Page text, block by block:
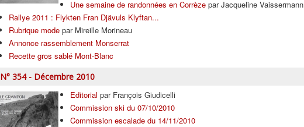
Une semaine de randonnées en Corrèze par Jacqueline Vaissermann
Rallye 2011 : Flykten Fran Djävuls Klyftan...
Rubrique mode par Mireille Morineau
Annonce rassemblement Monserrat
Recette gros sablé Mont-Blanc
N° 354 - Décembre 2010
Editorial par François Giudicelli
Commission ski du 07/10/2010
Commission escalade du 14/11/2010